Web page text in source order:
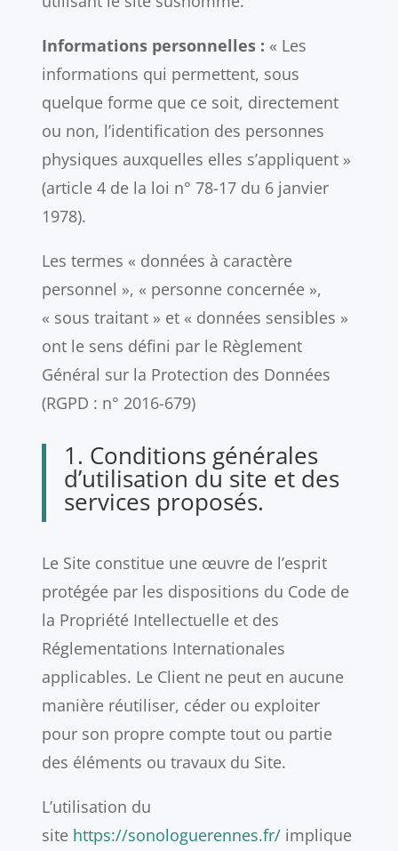
Informations personnelles : « Les
informations qui permettent, sous
quelque forme que ce soit, directement
ou non, l’identification des personnes
physiques auxquelles elles s’appliquent »
(article 4 de la loi n° 78-17 du 6 janvier
1978).
Les termes « données à caractère
personnel », « personne concernée »,
« sous traitant » et « données sensibles »
ont le sens défini par le Règlement
Général sur la Protection des Données
(RGPD : n° 2016-679)
1. Conditions générales
d’utilisation du site et des
services proposés.
Le Site constitue une œuvre de l’esprit
protégée par les dispositions du Code de
la Propriété Intellectuelle et des
Réglementations Internationales
applicables. Le Client ne peut en aucune
manière réutiliser, céder ou exploiter
pour son propre compte tout ou partie
des éléments ou travaux du Site.
L’utilisation du
site https://sonologuerennes.fr/ implique